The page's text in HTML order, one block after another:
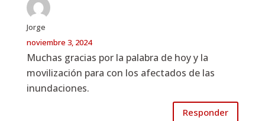
Jorge
noviembre 3, 2024
Muchas gracias por la palabra de hoy y la
movilización para con los afectados de las
inundaciones.
Responder